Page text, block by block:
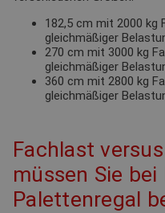
182,5 cm mit 2000 kg
gleichmäßiger
270 cm mit 3000 kg
gleichmäßiger
360 cm mit 2800 kg
gleichmäßiger
Fachlast
müssen Sie bei
Palettenregal